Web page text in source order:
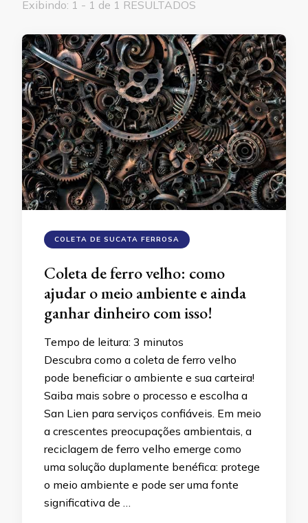
Exibindo: 1 - 1 de 1 RESULTADOS
COLETA DE SUCATA FERROSA
Coleta de ferro velho: como
ajudar o meio ambiente e ainda
ganhar dinheiro com isso!
Tempo de leitura: 3 minutos
Descubra como a coleta de ferro velho
pode beneficiar o ambiente e sua carteira!
Saiba mais sobre o processo e escolha a
San Lien para serviços confiáveis. Em meio
a crescentes preocupações ambientais, a
reciclagem de ferro velho emerge como
uma solução duplamente benéfica: protege
o meio ambiente e pode ser uma fonte
significativa de …